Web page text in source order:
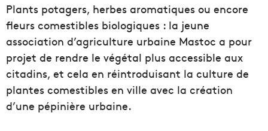
Plants potagers, herbes aromatiques ou encore
fleurs comestibles biologiques : la jeune
association d’agriculture urbaine Mastoc a pour
projet de rendre le végétal plus accessible aux
citadins, et cela en réintroduisant la culture de
plantes comestibles en ville avec la création
d’une pépinière urbaine.